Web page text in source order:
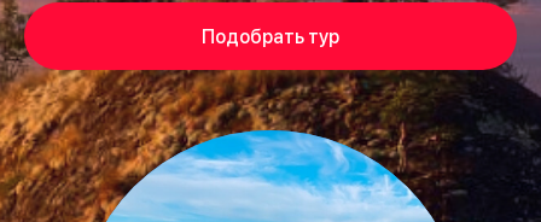
Подобрать тур